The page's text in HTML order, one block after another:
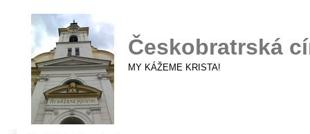
Českobratrská
MY KÁŽEME KRISTA!